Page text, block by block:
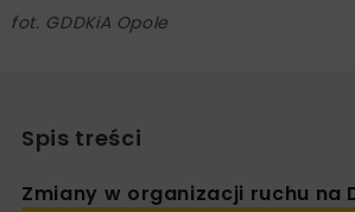
fot. GDDKiA Opole
Spis treści
Zmiany w organizacji ruchu na